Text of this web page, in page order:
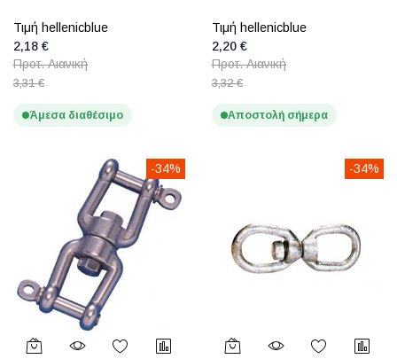
Τιμή hellenicblue
2,18 €
Προτ. Λιανική
3,31 €
Άμεσα διαθέσιμο
Τιμή hellenicblue
2,20 €
Προτ. Λιανική
3,32 €
Αποστολή σήμερα
-34% -34%